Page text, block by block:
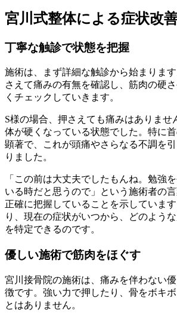
宮川式整体による症状改
丁寧な触診で状態を把握
施術は、まず詳細な触診から始まりま
さえて痛みの有無を確認し、筋肉の硬
くチェックしていきます。
S様の場合、押さえても痛みはありませ
体が硬くなっている状態でした。特に
顕著で、これが頭痛やさらなる不調を
りました。
「この前は大丈夫でしたもんね。勉強
いる時だと思うので」という施術者の
正確に把握していることを示していま
り、現在の症状がいつから、どのよう
を特定できるのです。
優しい施術で筋肉をほぐす
宮川接骨院の施術は、痛みを伴わない
徴です。強い力で押したり、骨をボキ
とはありません。